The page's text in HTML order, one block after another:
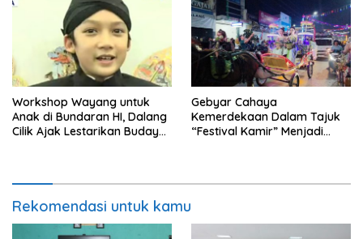
Workshop Wayang untuk
Anak di Bundaran HI, Dalang
Cilik Ajak Lestarikan Budaya
Gebyar Cahaya
Kemerdekaan Dalam Tajuk
“Festival Kamir” Menjadi
Rekomendasi untuk kamu